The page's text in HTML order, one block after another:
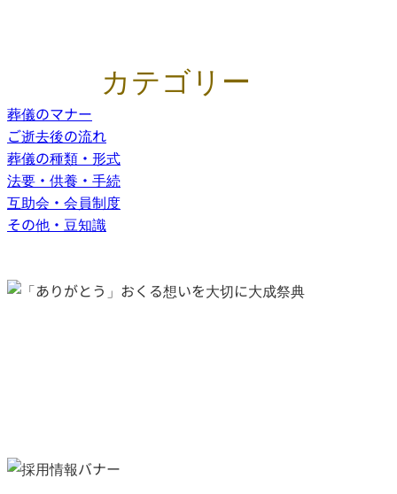
カテゴリー
葬儀のマナー
ご逝去後の流れ
葬儀の種類・形式
法要・供養・手続
互助会・会員制度
その他・豆知識